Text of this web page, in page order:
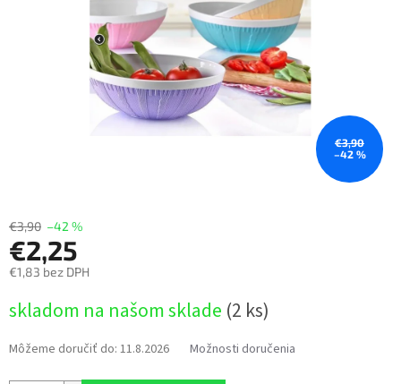
€3,90
–42 %
€3,90 –42 %
€2,25
€1,83 bez DPH
cena:
skladom na našom sklade (2 ks)
Môžeme doručiť do: 11.8.2026 Možnosti doručenia